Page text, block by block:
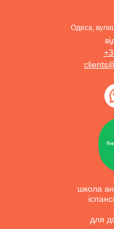
школа
для
Одеса,